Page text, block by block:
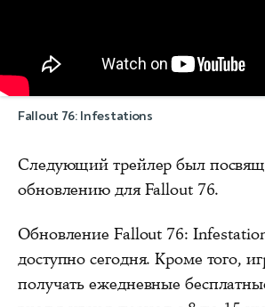
Fallout 76: Infestations
Следующий трейлер был
обновлению для Fallout 76.
Обновление Fallout 76:
доступно сегодня. Кроме того,
получать ежедневные